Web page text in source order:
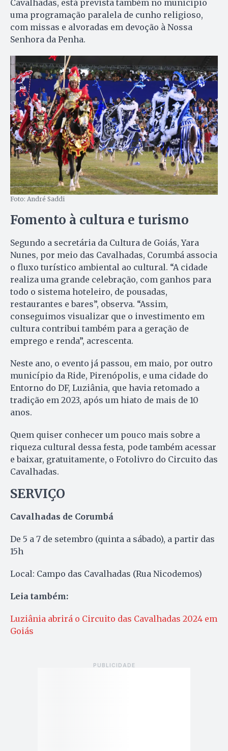
Cavalhadas, está prevista também no município
uma programação paralela de cunho religioso,
com missas e alvoradas em devoção à Nossa
Senhora da Penha.
Foto: André Saddi
Fomento à cultura e turismo
Segundo a secretária da Cultura de Goiás, Yara
Nunes, por meio das Cavalhadas, Corumbá associa
o fluxo turístico ambiental ao cultural. “A cidade
realiza uma grande celebração, com ganhos para
todo o sistema hoteleiro, de pousadas,
restaurantes e bares”, observa. “Assim,
conseguimos visualizar que o investimento em
cultura contribui também para a geração de
emprego e renda”, acrescenta.
Neste ano, o evento já passou, em maio, por outro
município da Ride, Pirenópolis, e uma cidade do
Entorno do DF, Luziânia, que havia retomado a
tradição em 2023, após um hiato de mais de 10
anos.
Quem quiser conhecer um pouco mais sobre a
riqueza cultural dessa festa, pode também acessar
e baixar, gratuitamente, o Fotolivro do Circuito das
Cavalhadas.
SERVIÇO
Cavalhadas de Corumbá
De 5 a 7 de setembro (quinta a sábado), a partir das
15h
Local: Campo das Cavalhadas (Rua Nicodemos)
Leia também:
Luziânia abrirá o Circuito das Cavalhadas 2024 em
Goiás